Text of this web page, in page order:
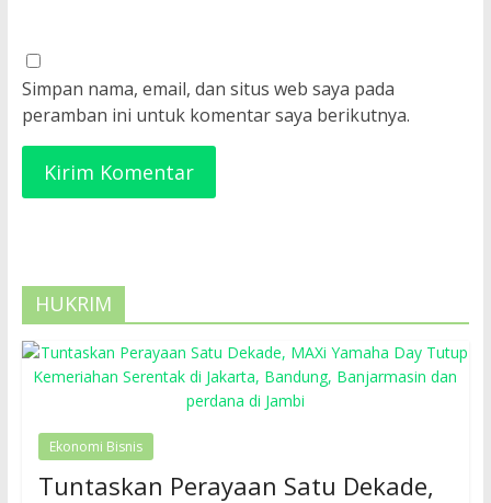
Simpan nama, email, dan situs web saya pada
peramban ini untuk komentar saya berikutnya.
HUKRIM
Ekonomi Bisnis
Tuntaskan Perayaan Satu Dekade,